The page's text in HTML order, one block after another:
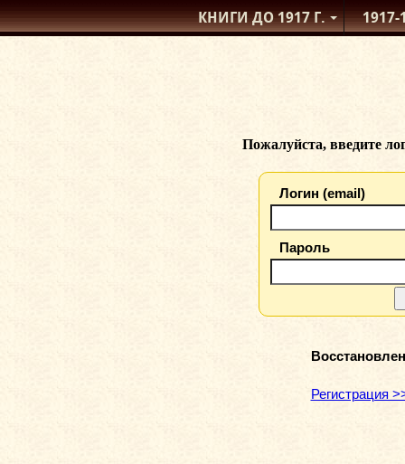
КНИГИ ДО 1917Г. 1917-
Пожалуйста, введите
Логин (email)
Пароль
Регистрация